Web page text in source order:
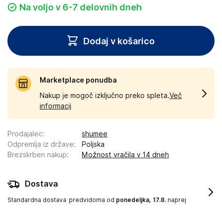
Na voljo v 6-7 delovnih dneh
Dodaj v košarico
Marketplace ponudba
Nakup je mogoč izključno preko spleta.Več
informacij
Prodajalec:
shumee
Odpremlja iz države:
Poljska
Brezskrben nakup: Možnost vračila v 14 dneh
Dostava
Standardna dostava predvidoma od ponedeljka, 17.8. naprej